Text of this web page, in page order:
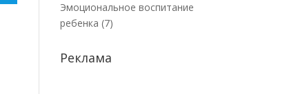
Эмоциональное воспитание
ребенка (7)
Реклама